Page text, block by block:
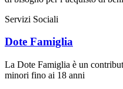
Servizi Sociali
Dote Famiglia
La Dote Famiglia è un
minori fino ai 18 anni